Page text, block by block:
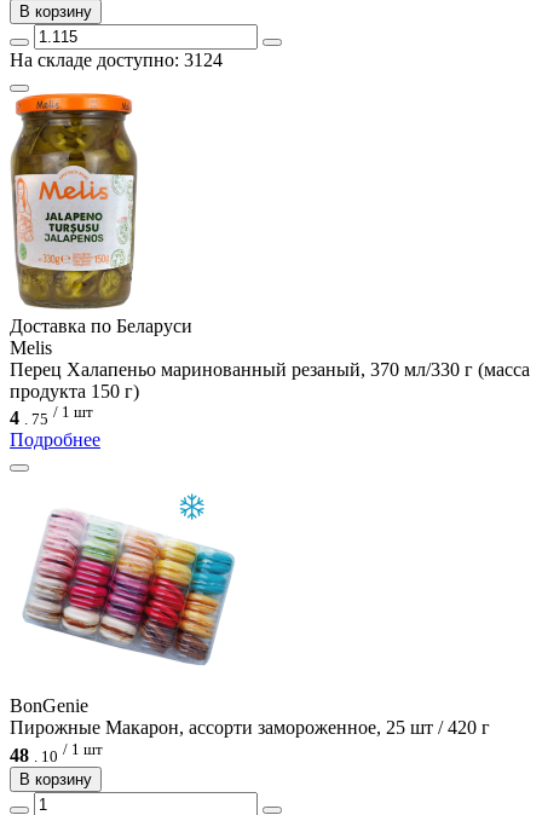
В корзину
На складе доступно: 3124
Доcтавка по Беларуси
Melis
Перец Халапеньо маринованный резаный, 370 мл/330 г (масса
продукта 150 г)
4 . 75 / 1 шт
Подробнее
BonGenie
Пирожные Макарон, ассорти замороженное, 25 шт / 420 г
48
10 / 1 шт
В корзину